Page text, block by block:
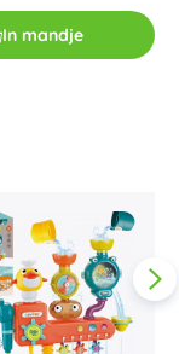
In mandje